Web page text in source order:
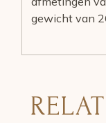
gewicht van